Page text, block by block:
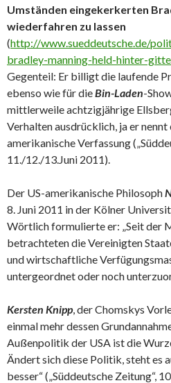
Umständen eingekerkerten
wiederfahren zu lassen
(http://www.sueddeutsche.de/
bradley-manning-held-hinter-
Gegenteil: Er billigt die laufende
ebenso wie für dieBin-Laden-
mittlerweile achtzigjährige
Verhalten ausdrücklich, ja er
amerikanische Verfassung
11./12./13.Juni 2011).
Der US-amerikanische Philosoph
8. Juni 2011 in der Kölner
Wörtlich formulierte er: „Seit der
betrachteten die Vereinigten
und wirtschaftliche
untergeordnet oder noch
Kersten Knipp, der Chomskys
einmal mehr dessen
Außenpolitik der USA ist die
Ändert sich diese Politik, steht es
besser“ („Süddeutsche Zeitung“,